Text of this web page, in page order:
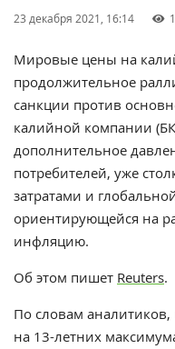
23 декабря 2021, 16:14
Мировые цены на
продолжительное
санкции против
калийной компании
дополнительное
потребителей, уже
затратами и
ориентирующейся на
инфляцию.
Об этом пишет Reuters.
По словам
на 13-летних